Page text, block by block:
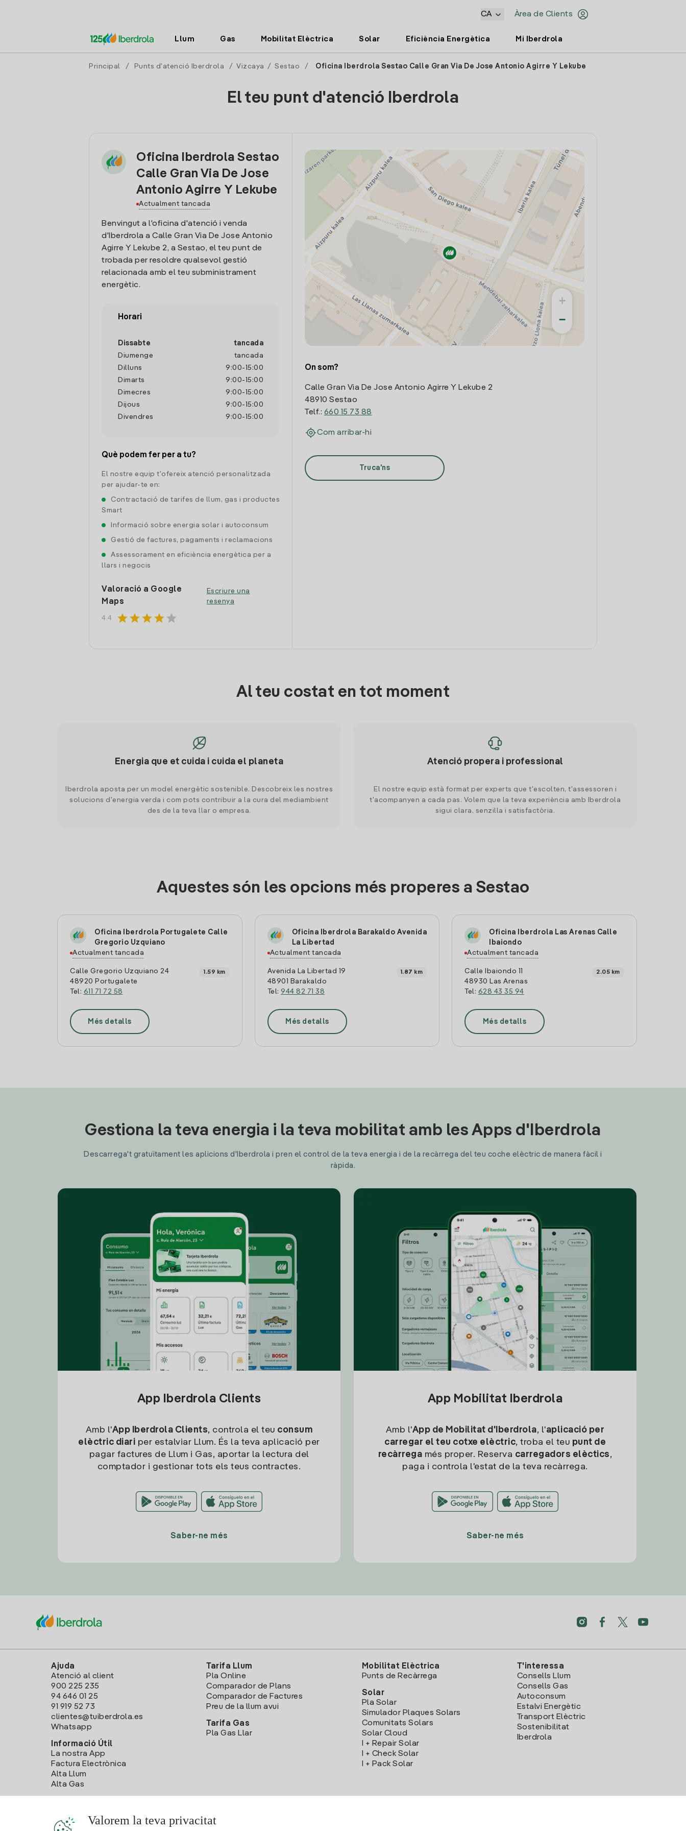
Àrea de Clients
CA
Llum Gas Mobilitat Elèctrica Solar Eficiència Energètica Mi Iberdrola
Principal / Punts d'atenció Iberdrola / Vizcaya / Sestao / Oficina Iberdrola Sestao Calle Gran Via De Jose Antonio Agirre Y Lekube
El teu punt d'atenció Iberdrola
Oficina Iberdrola Sestao
Calle Gran Via De Jose
Antonio Agirre Y Lekube
Actualment tancada
Benvingut a l'oficina d'atenció i venda
d'Iberdrola a Calle Gran Via De Jose Antonio
Agirre Y Lekube 2, a Sestao, el teu punt de
trobada per resoldre qualsevol gestió
relacionada amb el teu subministrament
energètic.
Horari
Dissabte
tancada
Diumenge
tancada
Dilluns
9:00- 15:00
Dimarts
9:00- 15:00
Dimecres
9:00- 15:00
Dijous
9:00- 15:00
Divendres
9:00- 15:00
Què podem fer per a tu?
El nostre equip t'ofereix atenció personalitzada
per ajudar-te en:
Contractació de tarifes de llum, gas i productes
Smart
Informació sobre energia solar i autoconsum
Gestió de factures, pagaments i reclamacions
Assessorament en eficiència energètica per a
llars i negocis
Valoració a Google
Maps
4.4 starstarstarstar star
Escriure una
resenya
+
−
On som?
Calle Gran Via De Jose Antonio Agirre Y Lekube 2
48910 Sestao
Telf.: 660 15 73 88
Com arribar-hi
Truca'ns
Al teu costat en tot moment
Energia que et cuida i cuida el planeta
Iberdrola aposta per un model energètic sostenible. Descobreix les nostres
solucions d'energia verda i com pots contribuir a la cura del mediambient
des de la teva llar o empresa.
Atenció propera i professional
El nostre equip està format per experts que t'escolten, t'assessoren i
t'acompanyen a cada pas. Volem que la teva experiència amb Iberdrola
sigui clara, senzilla i satisfactòria.
Aquestes són les opcions més properes a Sestao
Oficina Iberdrola Portugalete Calle
Gregorio Uzquiano
Actualment tancada
Calle Gregorio Uzquiano 24
48920 Portugalete
Tel: 611 71 72 58
1.59 km
Més detalls
Oficina Iberdrola Barakaldo Avenida
La Libertad
Actualment tancada
Avenida La Libertad 19
48901 Barakaldo
Tel:944 82 71 38
1.87 km
Més detalls
Oficina Iberdrola Las Arenas Calle
Ibaiondo
Actualment tancada
Calle Ibaiondo 11
48930 Las Arenas
Tel: 628 43 35 94
2.05 km
Més detalls
Gestiona la teva energia i la teva mobilitat amb les Apps d'Iberdrola
Descarrega't gratuïtament les aplicions d'Iberdrola i pren el control de la teva energia i de la recàrrega del teu coche elèctric de manera fàcil i
ràpida.
App Iberdrola Clients
Amb l'App Iberdrola Clients, controla el teu consum
elèctric diari per estalviar Llum. És la teva aplicació per
pagar factures de Llum i Gas, aportar la lectura del
comptador i gestionar tots els teus contractes.
Saber-ne més
App Mobilitat Iberdrola
Amb l'App de Mobilitat d'Iberdrola, l'aplicació per
carregar el teu cotxe elèctric, troba el teu punt de
recàrrega més proper. Reserva carregadors elèctics,
paga i controla l'estat de la teva recàrrega.
Saber-ne més
Ajuda
Atenció al client
900 225 235
94 646 01 25
91 919 52 73
clientes@tuiberdrola.es
Whatsapp
Informació Útil
La nostra App
Factura Electrònica
Alta Llum
Alta Gas
Tarifa Llum
Pla Online
Comparador de Plans
Comparador de Factures
Preu de la llum avui
Tarifa Gas
Pla Gas Llar
Mobilitat Elèctrica
Punts de Recàrrega
Solar
Pla Solar
Simulador Plaques Solars
Comunitats Solars
Solar Cloud
I + Repair Solar
I + Check Solar
I + Pack Solar
T'interessa
Consells Llum
Consells Gas
Autoconsum
Estalvi Energètic
Transport Elèctric
Sostenibilitat
Iberdrola
Valorem la teva privacitat